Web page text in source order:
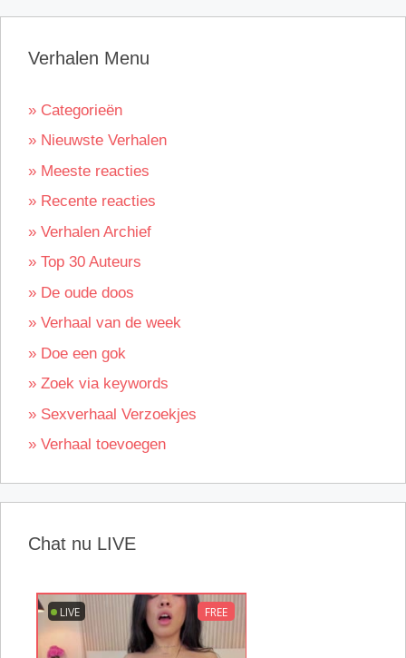
Verhalen Menu
» Categorieën
» Nieuwste Verhalen
» Meeste reacties
» Recente reacties
» Verhalen Archief
» Top 30 Auteurs
» De oude doos
» Verhaal van de week
» Doe een gok
» Zoek via keywords
» Sexverhaal Verzoekjes
» Verhaal toevoegen
Chat nu LIVE